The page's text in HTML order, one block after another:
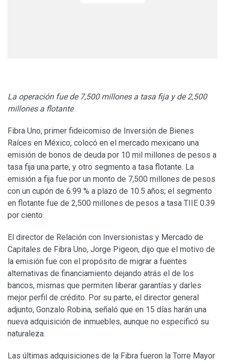
La operación fue de 7,500 millones a tasa fija y de 2,500
millones a flotante
Fibra Uno, primer fideicomiso de Inversión de Bienes
Raíces en México, colocó en el mercado mexicano una
emisión de bonos de deuda por 10 mil millones de pesos a
tasa fija una parte, y otro segmento a tasa flotante. La
emisión a fija fue por un monto de 7,500 millones de pesos
con un cupón de 6.99 % a plazo de 10.5 años; el segmento
en flotante fue de 2,500 millones de pesos a tasa TIIE 0.39
por ciento.
El director de Relación con Inversionistas y Mercado de
Capitales de Fibra Uno, Jorge Pigeon, dijo que el motivo de
la emisión fue con el propósito de migrar a fuentes
alternativas de financiamiento dejando atrás el de los
bancos, mismas que permiten liberar garantías y darles
mejor perfil de crédito. Por su parte, el director general
adjunto, Gonzalo Robina, señaló que en 15 días harán una
nueva adquisición de inmuebles, aunque no especificó su
naturaleza.
Las últimas adquisiciones de la Fibra fueron la Torre Mayor